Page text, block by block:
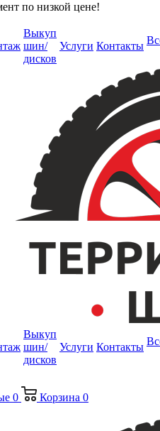
по низкой цене!
Выкуп
шин/
дисков
Услуги Контакты
Выкуп
шин/
дисков
Услуги Контакты
0 Корзина 0